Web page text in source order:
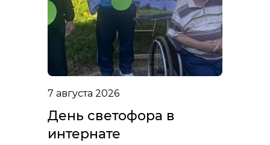
7 августа 2026
День светофора в
интернате